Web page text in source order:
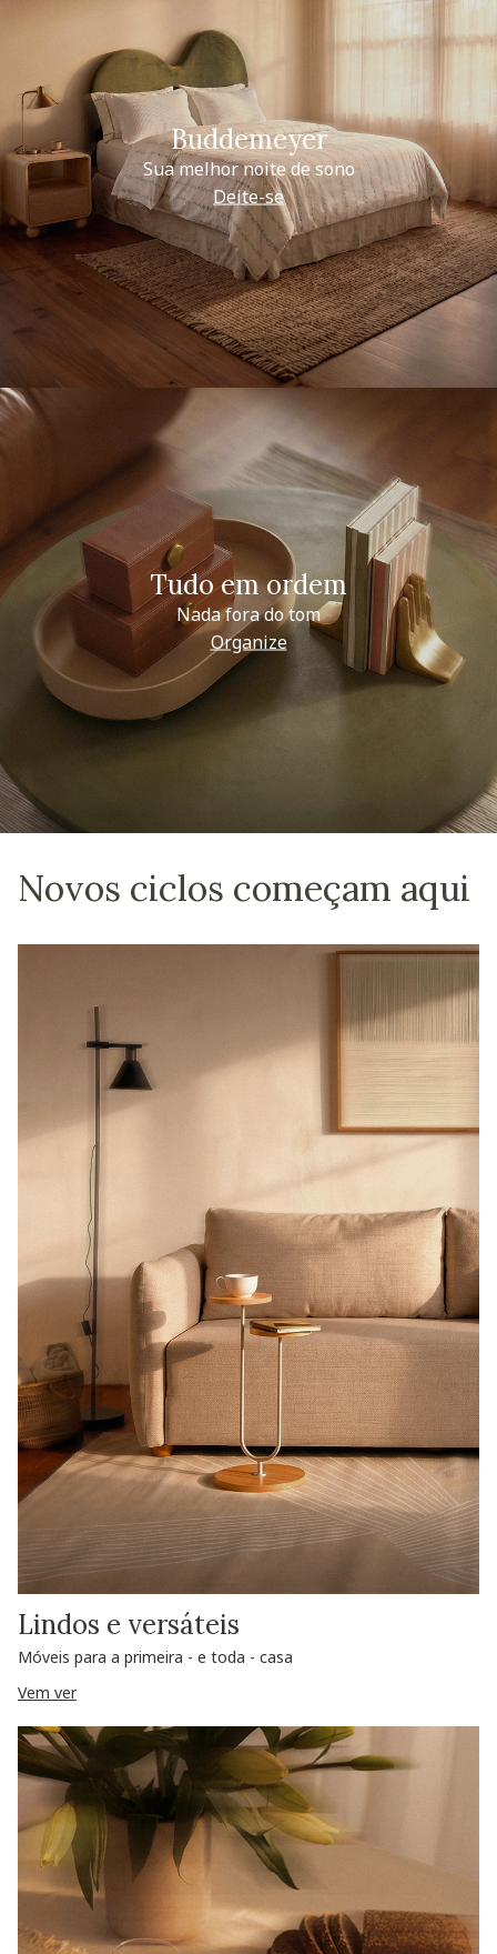
Buddemeyer
Sua melhor noite de sono
Deite-se
Tudo em ordem
Nada fora do tom
Organize
Novos ciclos começam aqui
Lindos e versáteis
Móveis para a primeira - e toda - casa
Vem ver